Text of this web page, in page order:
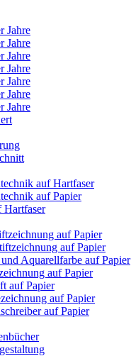
Jahre
Jahre
Jahre
Jahre
Jahre
Jahre
Jahre
auf Hartfaser
auf Papier
Hartfaser
auf Papier
auf Papier
Aquarellfarbe auf Papier
auf Papier
auf Papier
auf Papier
auf Papier